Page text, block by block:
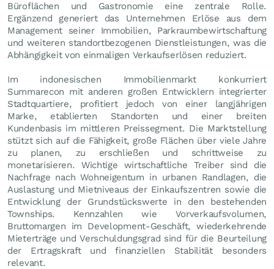
Büroflächen und Gastronomie eine zentrale Rolle.
Ergänzend generiert das Unternehmen Erlöse aus dem
Management seiner Immobilien, Parkraumbewirtschaftung
und weiteren standortbezogenen Dienstleistungen, was die
Abhängigkeit von einmaligen Verkaufserlösen reduziert.
Im indonesischen Immobilienmarkt konkurriert
Summarecon mit anderen großen Entwicklern integrierter
Stadtquartiere, profitiert jedoch von einer langjährigen
Marke, etablierten Standorten und einer breiten
Kundenbasis im mittleren Preissegment. Die Marktstellung
stützt sich auf die Fähigkeit, große Flächen über viele Jahre
zu planen, zu erschließen und schrittweise zu
monetarisieren. Wichtige wirtschaftliche Treiber sind die
Nachfrage nach Wohneigentum in urbanen Randlagen, die
Auslastung und Mietniveaus der Einkaufszentren sowie die
Entwicklung der Grundstückswerte in den bestehenden
Townships. Kennzahlen wie Vorverkaufsvolumen,
Bruttomargen im Development-Geschäft, wiederkehrende
Mieterträge und Verschuldungsgrad sind für die Beurteilung
der Ertragskraft und finanziellen Stabilität besonders
relevant.